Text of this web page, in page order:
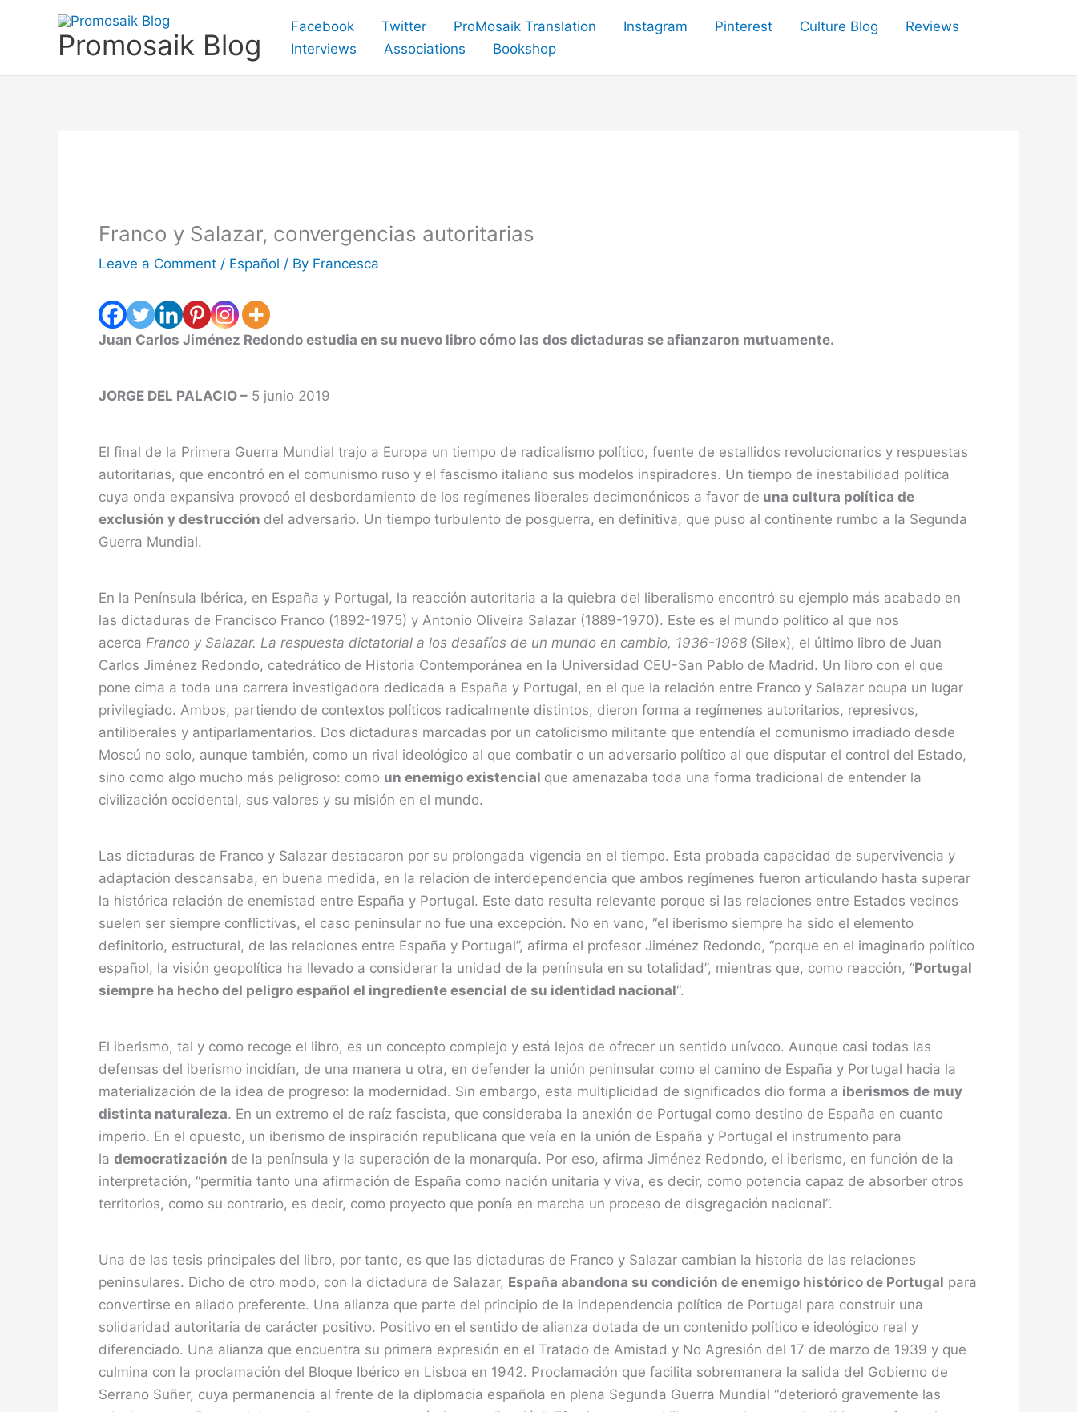
Promosaik Blog
Facebook Twitter ProMosaik Translation Instagram Pinterest Culture Blog
Reviews
Interviews
Associations Bookshop
Franco y Salazar, convergencias autoritarias
Leave a Comment / Español / By Francesca
Juan Carlos Jiménez Redondo estudia en su nuevo libro cómo las dos dictaduras se afianzaron mutuamente.
JORGE DEL PALACIO – 5 junio 2019
El final de la Primera Guerra Mundial trajo a Europa un tiempo de radicalismo político, fuente de estallidos revolucionarios y respuestas
autoritarias, que encontró en el comunismo ruso y el fascismo italiano sus modelos inspiradores. Un tiempo de inestabilidad política
cuya onda expansiva provocó el desbordamiento de los regímenes liberales decimonónicos a favor de una cultura política de
exclusión y destrucción del adversario. Un tiempo turbulento de posguerra, en definitiva, que puso al continente rumbo a la Segunda
Guerra Mundial.
En la Península Ibérica, en España y Portugal, la reacción autoritaria a la quiebra del liberalismo encontró su ejemplo más acabado en
las dictaduras de Francisco Franco (1892-1975) y Antonio Oliveira Salazar (1889-1970). Este es el mundo político al que nos
acerca Franco y Salazar. La respuesta dictatorial a los desafíos de un mundo en cambio, 1936-1968 (Silex), el último libro de Juan
Carlos Jiménez Redondo, catedrático de Historia Contemporánea en la Universidad CEU-San Pablo de Madrid. Un libro con el que
pone cima a toda una carrera investigadora dedicada a España y Portugal, en el que la relación entre Franco y Salazar ocupa un lugar
privilegiado. Ambos, partiendo de contextos políticos radicalmente distintos, dieron forma a regímenes autoritarios, represivos,
antiliberales y antiparlamentarios. Dos dictaduras marcadas por un catolicismo militante que entendía el comunismo irradiado desde
Moscú no solo, aunque también, como un rival ideológico al que combatir o un adversario político al que disputar el control del Estado,
sino como algo mucho más peligroso: como un enemigo existencial que amenazaba toda una forma tradicional de entender la
civilización occidental, sus valores y su misión en el mundo.
Las dictaduras de Franco y Salazar destacaron por su prolongada vigencia en el tiempo. Esta probada capacidad de supervivencia y
adaptación descansaba, en buena medida, en la relación de interdependencia que ambos regímenes fueron articulando hasta superar
la histórica relación de enemistad entre España y Portugal. Este dato resulta relevante porque si las relaciones entre Estados vecinos
suelen ser siempre conflictivas, el caso peninsular no fue una excepción. No en vano, “el iberismo siempre ha sido el elemento
definitorio, estructural, de las relaciones entre España y Portugal”, afirma el profesor Jiménez Redondo, “porque en el imaginario político
español, la visión geopolítica ha llevado a considerar la unidad de la península en su totalidad”, mientras que, como reacción, “Portugal
siempre ha hecho del peligro español el ingrediente esencial de su identidad nacional“.
El iberismo, tal y como recoge el libro, es un concepto complejo y está lejos de ofrecer un sentido unívoco. Aunque casi todas las
defensas del iberismo incidían, de una manera u otra, en defender la unión peninsular como el camino de España y Portugal hacia la
materialización de la idea de progreso: la modernidad. Sin embargo, esta multiplicidad de significados dio forma a iberismos de muy
distinta naturaleza. En un extremo el de raíz fascista, que consideraba la anexión de Portugal como destino de España en cuanto
imperio. En el opuesto, un iberismo de inspiración republicana que veía en la unión de España y Portugal el instrumento para
la democratización de la península y la superación de la monarquía. Por eso, afirma Jiménez Redondo, el iberismo, en función de la
interpretación, “permitía tanto una afirmación de España como nación unitaria y viva, es decir, como potencia capaz de absorber otros
territorios, como su contrario, es decir, como proyecto que ponía en marcha un proceso de disgregación nacional”.
Una de las tesis principales del libro, por tanto, es que las dictaduras de Franco y Salazar cambian la historia de las relaciones
peninsulares. Dicho de otro modo, con la dictadura de Salazar, España abandona su condición de enemigo histórico de Portugal para
convertirse en aliado preferente. Una alianza que parte del principio de la independencia política de Portugal para construir una
solidaridad autoritaria de carácter positivo. Positivo en el sentido de alianza dotada de un contenido político e ideológico real y
diferenciado. Una alianza que encuentra su primera expresión en el Tratado de Amistad y No Agresión del 17 de marzo de 1939 y que
culmina con la proclamación del Bloque Ibérico en Lisboa en 1942. Proclamación que facilita sobremanera la salida del Gobierno de
Serrano Suñer, cuya permanencia al frente de la diplomacia española en plena Segunda Guerra Mundial “deterioró gravemente las